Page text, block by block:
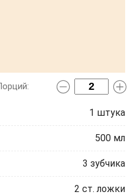
1 штука
500 мл
3 зубчика
2 ст. ложки